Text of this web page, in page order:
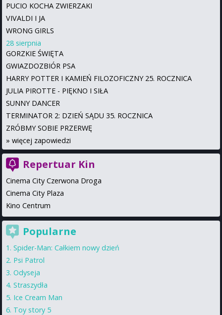
PUCIO KOCHA ZWIERZAKI
VIVALDI I JA
WRONG GIRLS
28 sierpnia
GORZKIE ŚWIĘTA
GWIAZDOZBIÓR PSA
HARRY POTTER I KAMIEŃ FILOZOFICZNY 25. ROCZNICA
JULIA PIROTTE - PIĘKNO I SIŁA
SUNNY DANCER
TERMINATOR 2: DZIEŃ SĄDU 35. ROCZNICA
ZRÓBMY SOBIE PRZERWĘ
» więcej zapowiedzi
Repertuar Kin
Cinema City Czerwona Droga
Cinema City Plaza
Kino Centrum
Popularne
Spider-Man: Całkiem nowy dzień
Psi Patrol
Odyseja
Straszydła
Ice Cream Man
Toy story 5